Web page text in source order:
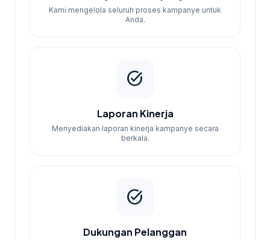
Kami mengelola seluruh proses kampanye untuk
Anda.
task_alt
Laporan Kinerja
Menyediakan laporan kinerja kampanye secara
berkala.
task_alt
Dukungan Pelanggan